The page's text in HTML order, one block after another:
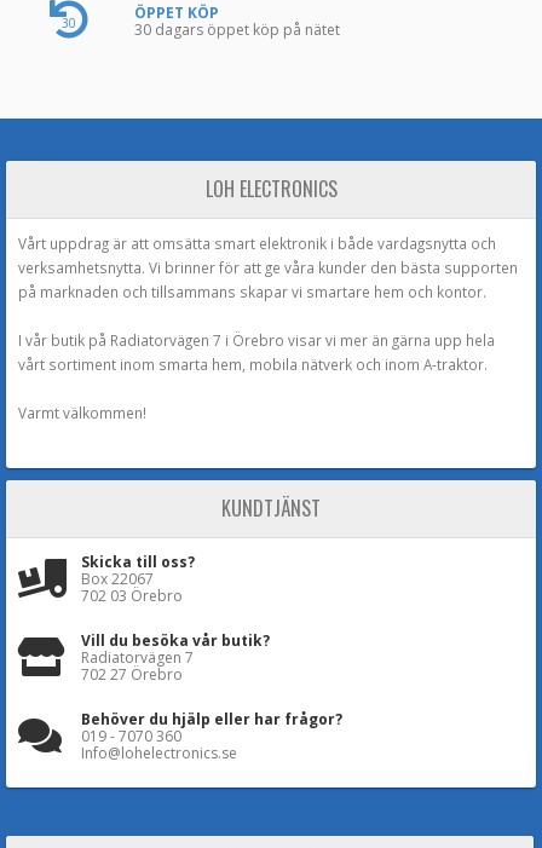
30
ÖPPET KÖP
30 dagars öppet köp på nätet
LOH ELECTRONICS
Vårt uppdrag är att omsätta smart elektronik i både vardagsnytta och
verksamhetsnytta. Vi brinner för att ge våra kunder den bästa supporten
på marknaden och tillsammans skapar vi smartare hem och kontor.
I vår butik på Radiatorvägen 7 i Örebro visar vi mer än gärna upp hela
vårt sortiment inom smarta hem, mobila nätverk och inom A-traktor.
Varmt välkommen!
KUNDTJÄNST
Skicka till oss?
Box 22067
702 03 Örebro
Vill du besöka vår butik?
Radiatorvägen 7
702 27 Örebro
Behöver du hjälp eller har frågor?
019 - 7070 360
Info@lohelectronics.se